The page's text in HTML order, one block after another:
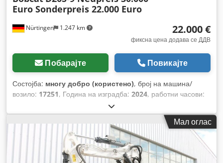
Nürtingen 1.247 km
Euro Sonderpreis 22.000 Euro
22.000 €
фиксна цена додава се ДДВ
Побарајте Повикајте
Состојба: многу добро (користено), број на машина/
возило: 17251, Година на изградба: 2024, работни часови:
2.000 кг
4.730 мм, слободно подигање:1.470 мм, центар на
, тип на гориво:дизел
, тип на јарбол:
, градежна височина:2.190 мм, должина на
1.050 мм, големина на предната гума:
7.00-15
, димензија на задна гума:6.50-10, вкупна тежина:
Мал оглас